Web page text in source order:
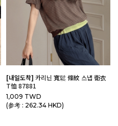
[내일도착] 카리닌 寬鬆 條紋 스냅 衛衣
T恤 87881
1,009 TWD
(参考 : 262.34 HKD)